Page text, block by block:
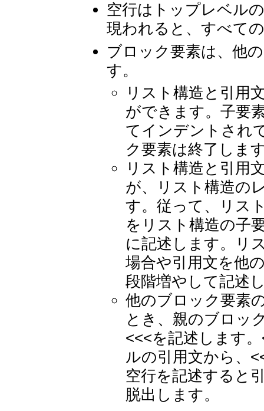
空行はトップレベル
現われると、すべて
ブロック要素は、他
す。
リスト構造と引用
ができます。子要
てインデントされ
ク要素は終了しま
リスト構造と引用
が、リスト構造の
す。従って、リス
をリスト構造の子
に記述します。リ
場合や引用文を他
段階増やして記述
他のブロック要素
とき、親のブロッ
<<<を記述します
ルの引用文から、
空行を記述すると
脱出します。